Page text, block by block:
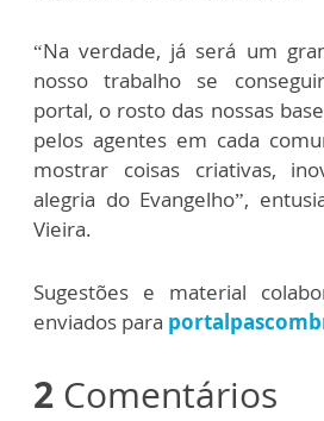
“Na verdade, já será um
nosso trabalho se
portal, o rosto das nossas
pelos agentes em cada
mostrar coisas criativas,
alegria do Evangelho”,
Vieira.
Sugestões e material
enviados para
2 Comentários